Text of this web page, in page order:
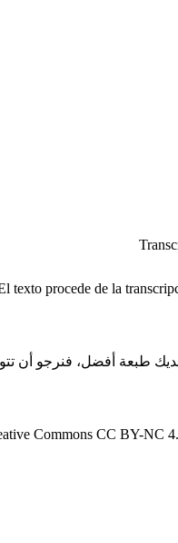
texto procede de la
طبعة أفضل، فنرجو أن